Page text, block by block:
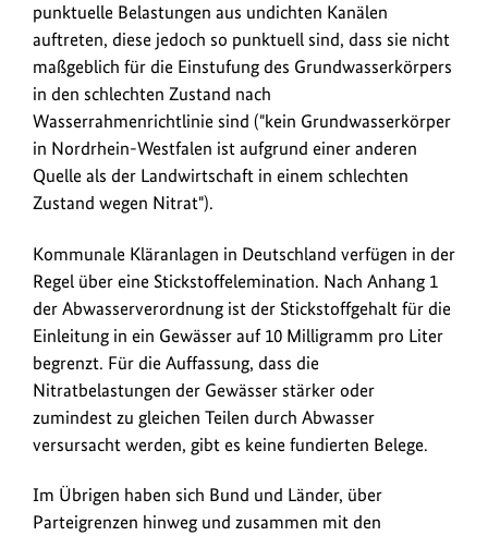
punktuelle Belastungen aus undichten Kanälen
auftreten, diese jedoch so punktuell sind, dass sie nicht
maßgeblich für die Einstufung des Grundwasserkörpers
in den schlechten Zustand nach
Wasserrahmenrichtlinie sind ("kein Grundwasserkörper
in Nordrhein-Westfalen ist aufgrund einer anderen
Quelle als der Landwirtschaft in einem schlechten
Zustand wegen Nitrat").
Kommunale Kläranlagen in Deutschland verfügen in der
Regel über eine Stickstoffelemination. Nach Anhang 1
der Abwasserverordnung ist der Stickstoffgehalt für die
Einleitung in ein Gewässer auf 10 Milligramm pro Liter
begrenzt. Für die Auffassung, dass die
Nitratbelastungen der Gewässer stärker oder
zumindest zu gleichen Teilen durch Abwasser
versursacht werden, gibt es keine fundierten Belege.
Im Übrigen haben sich Bund und Länder, über
Parteigrenzen hinweg und zusammen mit den